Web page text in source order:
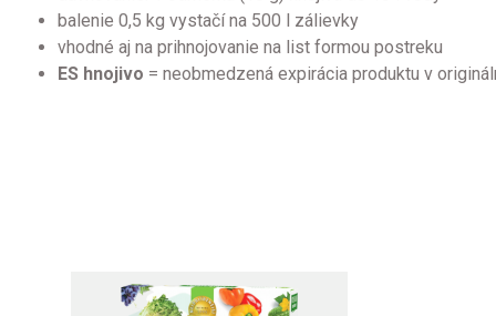
balenie 0,5 kg vystačí na 500 l zálievky
vhodné aj na prihnojovanie na list formou postreku
ES hnojivo = neobmedzená expirácia produktu v